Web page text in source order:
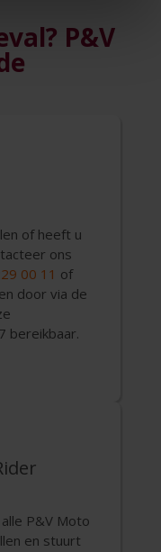
P&V
of heeft u
ons
00 11 of
door via de
bereikbaar.
P&V Moto
en stuurt